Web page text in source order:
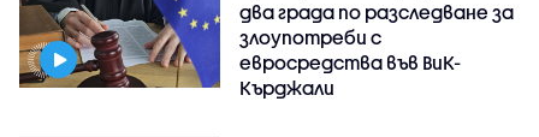
два града по разследване за
злоупотреби с
евросредства във ВиК-
Кърджали